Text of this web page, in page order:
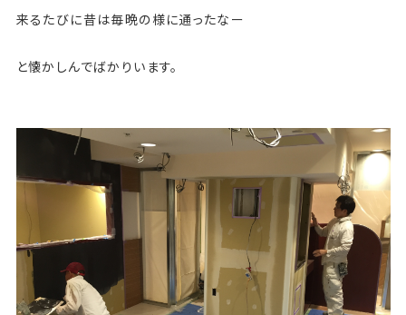
来るたびに昔は毎晩の様に通ったなー
と懐かしんでばかりいます。